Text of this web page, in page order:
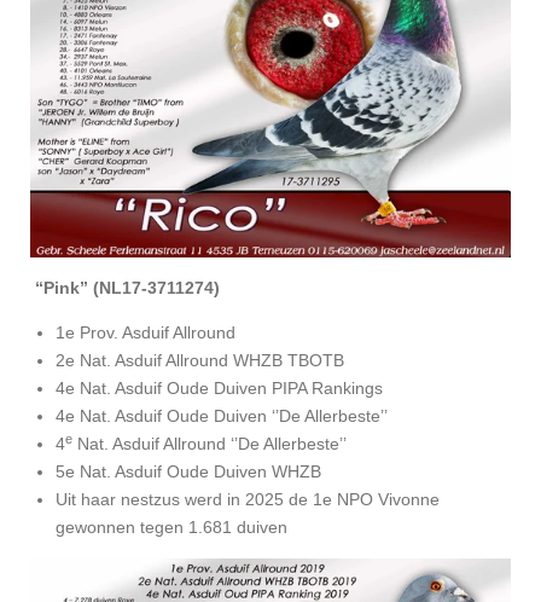
“Pink” (NL17-3711274)
1e Prov. Asduif Allround
2e Nat. Asduif Allround WHZB TBOTB
4e Nat. Asduif Oude Duiven PIPA Rankings
4e Nat. Asduif Oude Duiven ‘’De Allerbeste’’
4e Nat. Asduif Allround ‘’De Allerbeste’’
5e Nat. Asduif Oude Duiven WHZB
Uit haar nestzus werd in 2025 de 1e NPO Vivonne
gewonnen tegen 1.681 duiven